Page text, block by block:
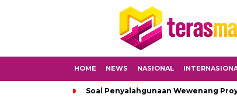
HOME NEWS NASIONAL
Soal Penyalahgunaan Wewenang